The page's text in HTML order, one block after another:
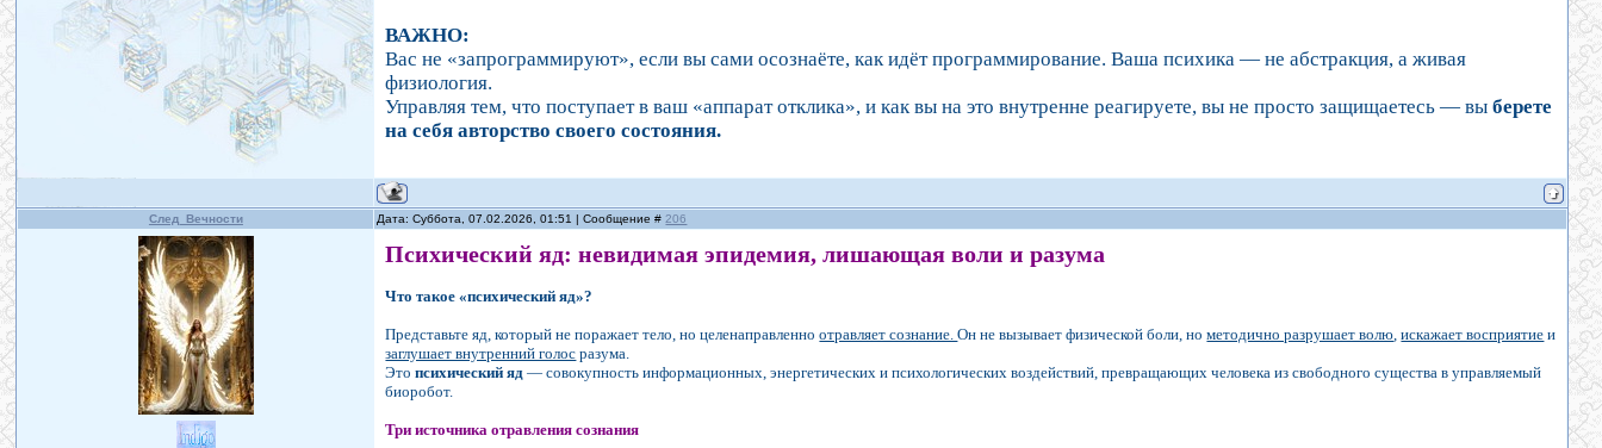
ВАЖНО:
Вас не «запрограммируют», если вы сами осознаёте, как идёт программирование. Ваша психика — не абстракция, а живая
физиология.
Управляя тем, что поступает в ваш «аппарат отклика», и как вы на это внутренне реагируете, вы не просто защищаетесь — выберете
на себя авторство своего состояния.
След_Вечности Дата: Суббота, 07.02.2026, 01:51 | Сообщение # 206
Психический яд: невидимая эпидемия, лишающая воли и разума
Что такое «психический яд»?
Представьте яд, который не поражает тело, но целенаправленноотравляет сознание.Он не вызывает физической боли, нометодично разрушает волю,искажает восприятие и
заглушает внутренний голос разума.
Этопсихический яд — совокупность информационных, энергетических и психологических воздействий, превращающих человека из свободного существа в управляемый
биоробот.
Три источника отравления сознания